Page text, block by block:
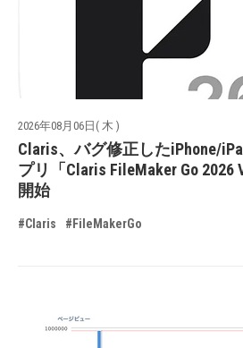
2026年08月06日( 木 )
Claris、バグ修正したiPhone/
プリ「Claris FileMaker Go 2026
開始
#Claris #FileMakerGo